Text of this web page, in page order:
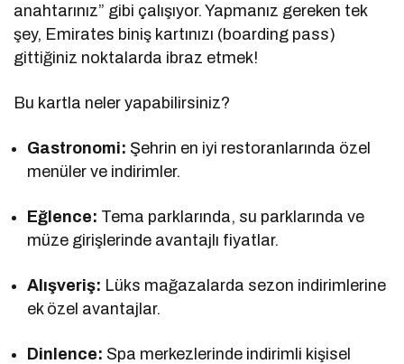
anahtarınız” gibi çalışıyor. Yapmanız gereken tek
şey, Emirates biniş kartınızı (boarding pass)
gittiğiniz noktalarda ibraz etmek!
Bu kartla neler yapabilirsiniz?
Gastronomi: Şehrin en iyi restoranlarında özel
menüler ve indirimler.
Eğlence: Tema parklarında, su parklarında ve
müze girişlerinde avantajlı fiyatlar.
Alışveriş: Lüks mağazalarda sezon indirimlerine
ek özel avantajlar.
Dinlence: Spa merkezlerinde indirimli kişisel